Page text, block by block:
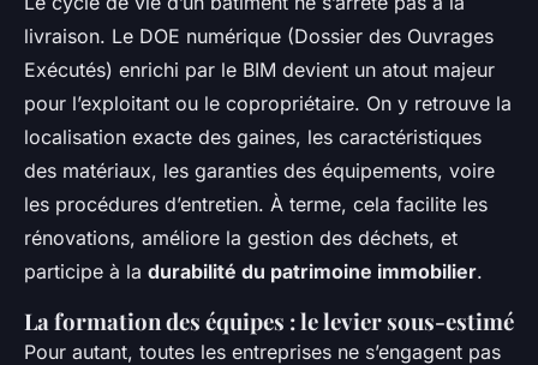
livraison. Le DOE numérique (Dossier des Ouvrages
Exécutés) enrichi par le BIM devient un atout majeur
pour l’exploitant ou le copropriétaire. On y retrouve la
localisation exacte des gaines, les caractéristiques
des matériaux, les garanties des équipements, voire
les procédures d’entretien. À terme, cela facilite les
rénovations, améliore la gestion des déchets, et
participe à la durabilité du patrimoine immobilier.
La formation des équipes : le levier sous-estimé
Pour autant, toutes les entreprises ne s’engagent pas